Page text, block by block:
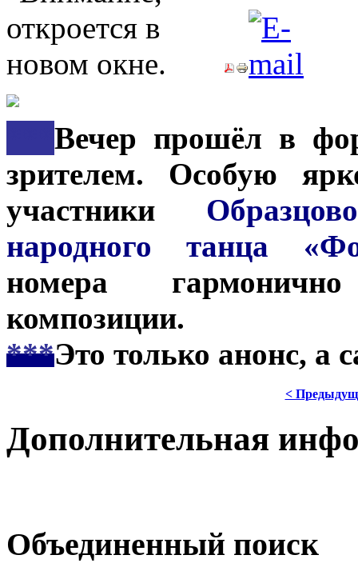
Вечер прошёл в
зрителем. Особую
участники
народного танца
номера
композиции.
***Это только анонс, а
<
Дополнительная
Объединенный поиск